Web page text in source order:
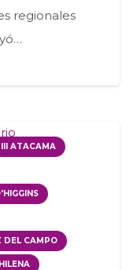
regionales
III ATACAMA
DEL CAMPO